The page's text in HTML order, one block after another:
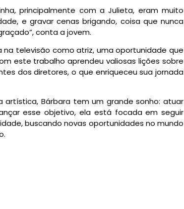
principalmente com a Julieta, eram muito
e gravar cenas brigando, coisa que nunca
conta a jovem.
na televisão como atriz, uma oportunidade que
este trabalho aprendeu valiosas lições sobre
dos diretores, o que enriqueceu sua jornada
artística, Bárbara tem um grande sonho: atuar
esse objetivo, ela está focada em seguir
buscando novas oportunidades no mundo